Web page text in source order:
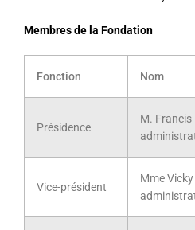
Membres de la Fondation
Fonction Nom
Présidence
M.
Vice-président
Mme